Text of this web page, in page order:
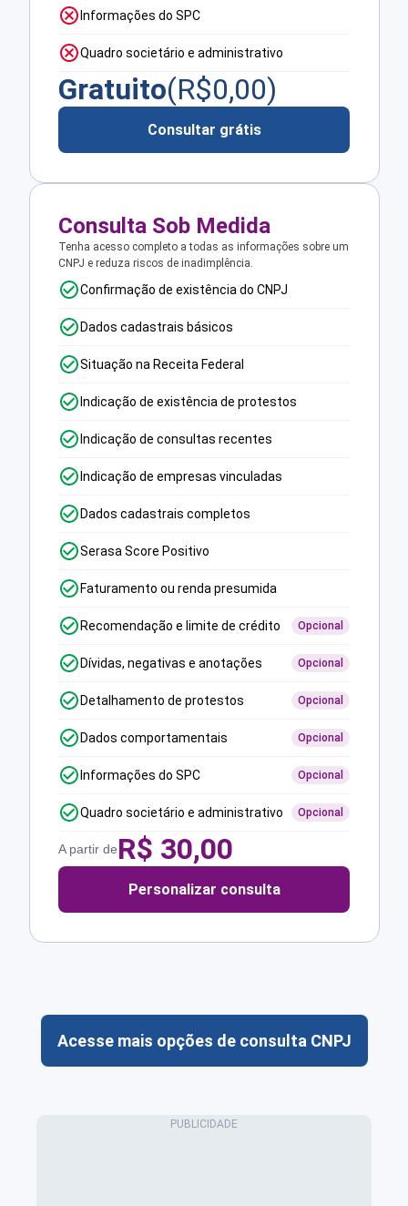
Informações do SPC
Quadro societário e administrativo
Gratuito(R$0,00)
Consultar grátis
Consulta Sob Medida
Tenha acesso completo a todas as informações sobre um
CNPJ e reduza riscos de inadimplência.
Confirmação de existência do CNPJ
Dados cadastrais básicos
Situação na Receita Federal
Indicação de existência de protestos
Indicação de consultas recentes
Indicação de empresas vinculadas
Dados cadastrais completos
Serasa Score Positivo
Faturamento ou renda presumida
Recomendação e limite de crédito Opcional
Dívidas, negativas e anotações Opcional
Detalhamento de protestos Opcional
Dados comportamentais Opcional
Informações do SPC Opcional
Quadro societário e administrativo Opcional
A partir deR$ 30,00
Personalizar consulta
Acesse mais opções de consulta CNPJ